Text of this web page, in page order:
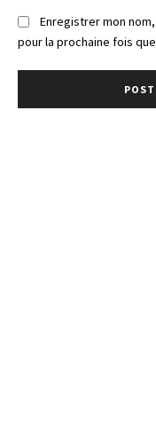
Enregistrer mon
pour la prochaine fois